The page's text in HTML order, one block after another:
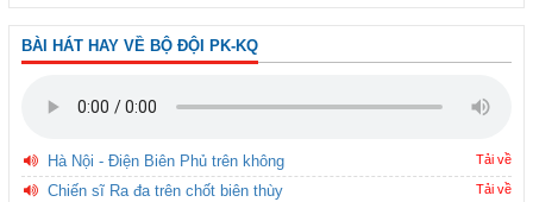
BÀI HÁT HAY VỀ BỘ ĐỘI PK-KQ
Hà Nội - Điện Biên Phủ trên không Tải về
Chiến sĩ Ra đa trên chốt biên thùy Tải về